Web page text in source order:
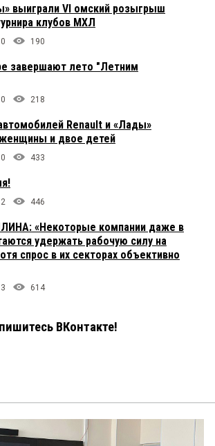
выиграли VI омский розыгрыш
клубов МХЛ
0 190
завершают лето "Летним
0 218
Renault и «Лады»
и двое детей
0 433
2 446
«Некоторые компании даже в
удержать рабочую силу на
спрос в их секторах объективно
3 614
ВКонтакте!